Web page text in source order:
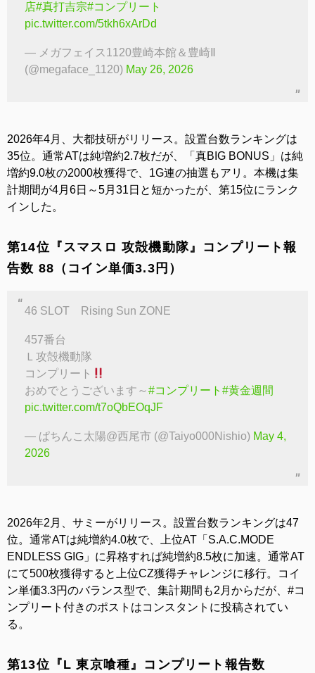
店#真打吉宗#コンプリート
pic.twitter.com/5tkh6xArDd
— メガフェイス1120豊崎本館＆豊崎Ⅱ
(@megaface_1120) May 26, 2026
2026年4月、大都技研がリリース。設置台数ランキングは
35位。通常ATは純増約2.7枚だが、「真BIG BONUS」は純
増約9.0枚の2000枚獲得で、1G連の抽選もアリ。本機は集
計期間が4月6日～5月31日と短かったが、第15位にランク
インした。
第14位『スマスロ 攻殻機動隊』コンプリート報
告数 88（コイン単価3.3円）
46 SLOT Rising Sun ZONE
457番台
Ｌ攻殻機動隊
コンプリート
おめでとうございます～#コンプリート #黄金週間
pic.twitter.com/t7oQbEOqJF
— ぱちんこ太陽@西尾市 (@Taiyo000Nishio) May 4,
2026
2026年2月、サミーがリリース。設置台数ランキングは47
位。通常ATは純増約4.0枚で、上位AT「S.A.C.MODE
ENDLESS GIG」に昇格すれば純増約8.5枚に加速。通常AT
にて500枚獲得すると上位CZ獲得チャレンジに移行。コイ
ン単価3.3円のバランス型で、集計期間も2月からだが、#コ
ンプリート付きのポストはコンスタントに投稿されてい
る。
第13位『L 東京喰種』コンプリート報告数